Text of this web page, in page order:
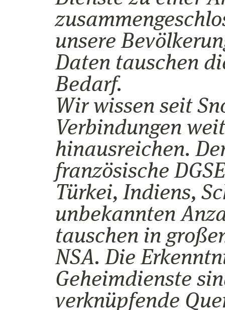
unsere
Daten tauschen
Bedarf.
Wir wissen seit
Verbindungen
hinausreichen.
französische
Türkei, Indiens,
unbekannten
tauschen in
NSA. Die
Geheimdienste
verknüpfende